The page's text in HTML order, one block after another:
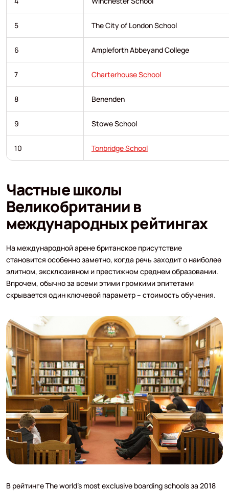
5 The City of London School
6 Ampleforth Abbeyand College
7 Charterhouse School
8 Benenden
9 Stowe School
10 Tonbridge School
Частные школы
Великобритании в
международных рейтингах
На международной арене британское присутствие
становится особенно заметно, когда речь заходит о наиболее
элитном, эксклюзивном и престижном среднем образовании.
Впрочем, обычно за всеми этими громкими эпитетами
скрывается один ключевой параметр – стоимость обучения.
В рейтинге The world's most exclusive boarding schools за 2018